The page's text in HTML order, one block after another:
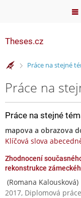
Theses.cz
>Práce na stejné
Práce na
Práce na stejné
mapova a obrazova
Klíčová slova
Zhodnocení
rekonstrukce
(Romana Kalousková)
2017, Diplomová